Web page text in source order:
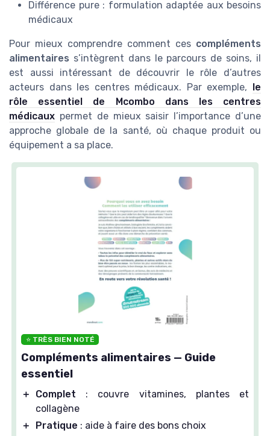
Différence pure : formulation adaptée aux besoins
médicaux
Pour mieux comprendre comment ces compléments
alimentaires s’intègrent dans le parcours de soins, il
est aussi intéressant de découvrir le rôle d’autres
acteurs dans les centres médicaux. Par exemple, le
rôle essentiel de Mcombo dans les centres
médicaux permet de mieux saisir l’importance d’une
approche globale de la santé, où chaque produit ou
équipement a sa place.
⭐ TRÈS BIEN NOTÉ
Compléments alimentaires — Guide
essentiel
＋ Complet : couvre vitamines, plantes et
collagène
＋
Pratique : aide à faire des bons choix